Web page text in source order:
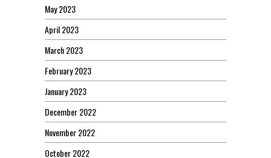
May 2023
April 2023
March 2023
February 2023
January 2023
December 2022
November 2022
October 2022